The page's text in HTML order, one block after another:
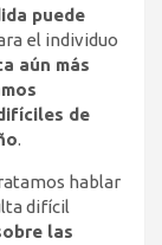
puede
el individuo
aún más
de
.
hablar
difícil
las